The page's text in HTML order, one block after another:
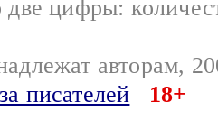
две цифры:
авторам,
писателей
18+